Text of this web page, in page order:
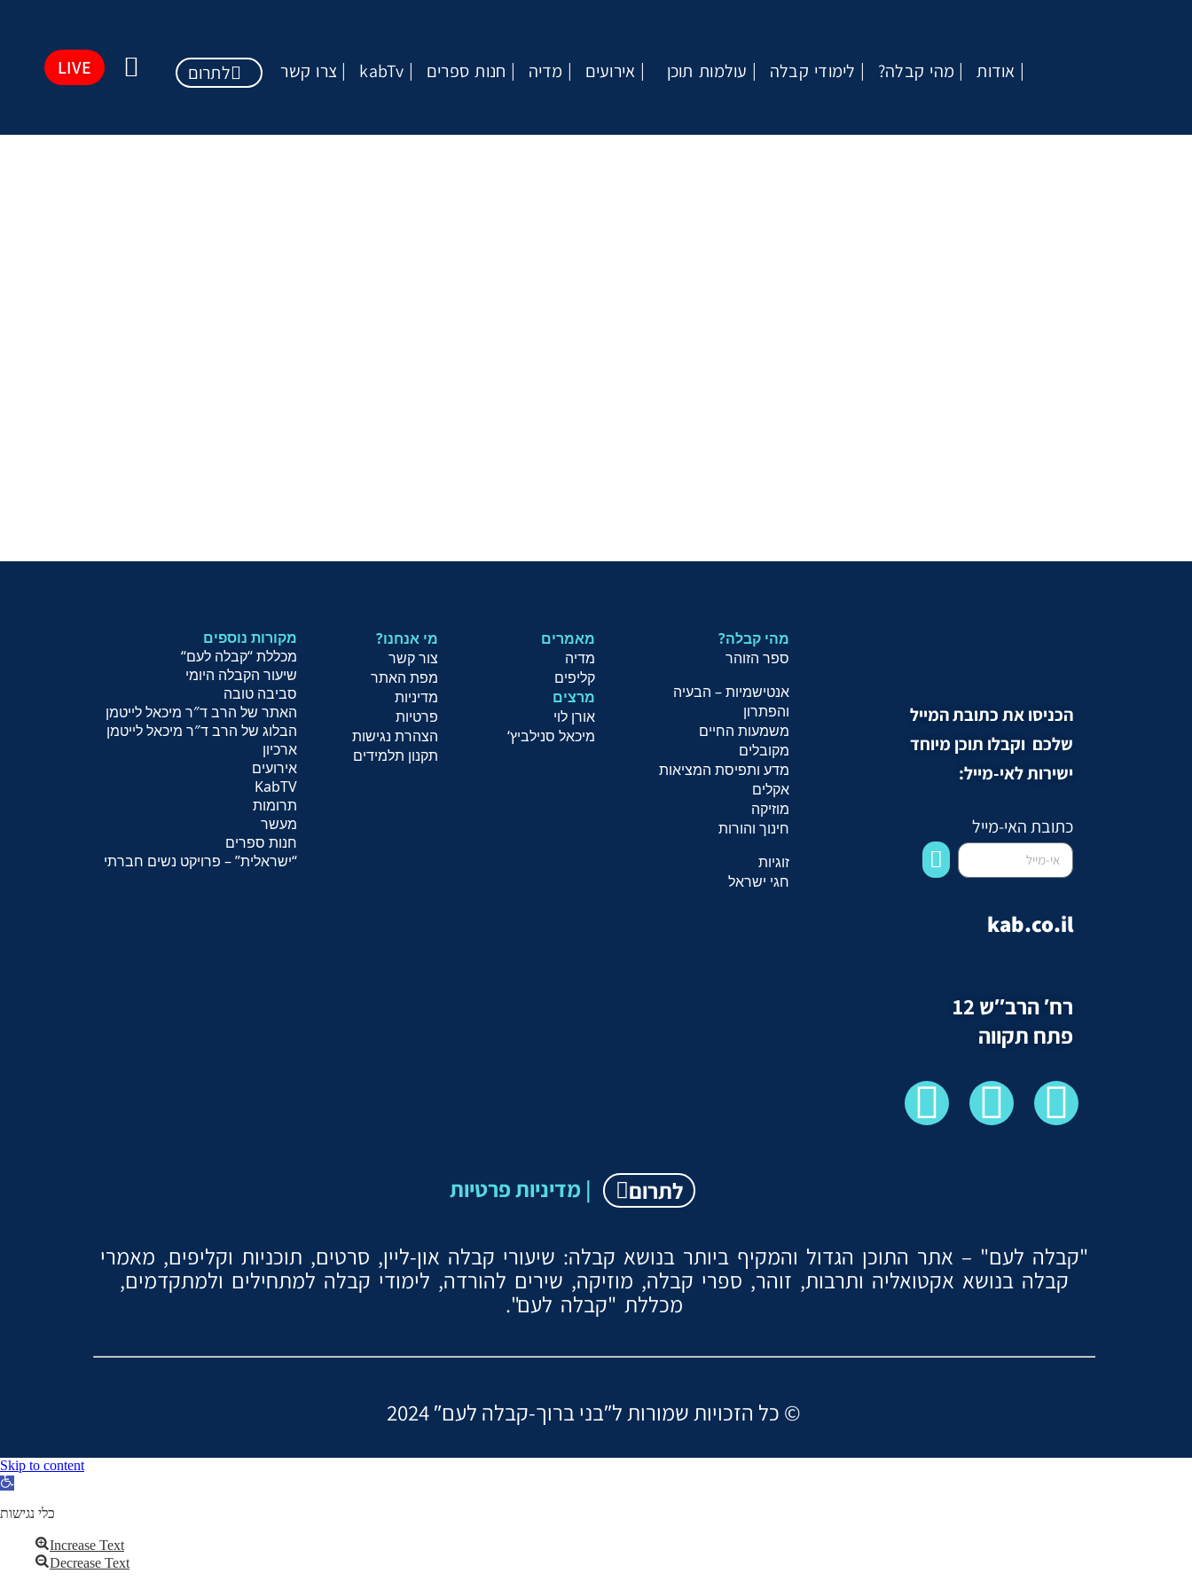
LIVE לתרום צרו קשר kabTv חנות ספרים מדיה אירועים עולמות תוכן לימודי קבלה ?מהי קבלה אודות
מקורות נוספים
“מכללת “קבלה לעם
שיעור הקבלה היומי
סביבה טובה
האתר של הרב ד″ר מיכאל לייטמן
הבלוג של הרב ד″ר מיכאל לייטמן
ארכיון
אירועים
KabTV
תרומות
מעשר
חנות ספרים
“ישראלית” – פרויקט נשים חברתי
?מי אנחנו
צור קשר
מפת האתר
מדיניות
פרטיות
הצהרת נגישות
תקנון תלמידים
מאמרים
מדיה
קליפים
מרצים
אורן לוי
מיכאל סנילביץ‘
מהי קבלה?
ספר הזוהר
אנטישמיות – הבעיה
והפתרון
משמעות החיים
מקובלים
מדע ותפיסת המציאות
אקלים
מוזיקה
חינוך והורות
זוגיות
חגי ישראל
הכניסו את כתובת המייל
שלכם וקבלו תוכן מיוחד
ישירות לאי-מייל:
כתובת האי-מייל
kab.co.il
רח′ הרב″ש 12
פתח תקווה
מדיניות פרטיות | לתרום
"קבלה לעם" – אתר התוכן הגדול והמקיף ביותר בנושא קבלה: שיעורי קבלה און-ליין, סרטים, תוכניות וקליפים, מאמרי
קבלה בנושא אקטואליה ותרבות, זוהר, ספרי קבלה, מוזיקה, שירים להורדה, לימודי קבלה למתחילים ולמתקדמים,
מכללת "קבלה לעם".
2024 ″כל הזכויות שמורות ל″בני ברוך-קבלה לעם ©
Skip to content
Open
כלי נגישות
Increase Text
Decrease Text